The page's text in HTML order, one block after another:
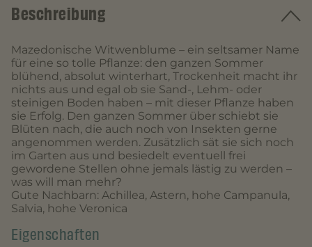
Beschreibung
Mazedonische Witwenblume – ein seltsamer Name
für eine so tolle Pflanze: den ganzen Sommer
blühend, absolut winterhart, Trockenheit macht ihr
nichts aus und egal ob sie Sand-, Lehm- oder
steinigen Boden haben – mit dieser Pflanze haben
sie Erfolg. Den ganzen Sommer über schiebt sie
Blüten nach, die auch noch von Insekten gerne
angenommen werden. Zusätzlich sät sie sich noch
im Garten aus und besiedelt eventuell frei
gewordene Stellen ohne jemals lästig zu werden –
was will man mehr?
Gute Nachbarn: Achillea, Astern, hohe Campanula,
Salvia, hohe Veronica
Eigenschaften